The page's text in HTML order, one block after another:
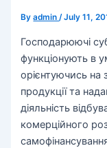
Byadmin/July 11,
Господарюючі
функціонують в
орієнтуючись на
продукції та
діяльність
комерційного